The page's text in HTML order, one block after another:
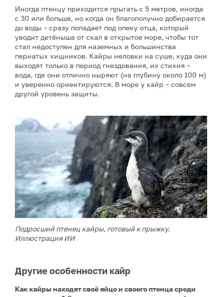
Иногда птенцу приходится прыгать с 5 метров, иногда
с 30 или больше, но когда он благополучно добирается
до воды – сразу попадает под опеку отца, который
уводит детёныша от скал в открытое море, чтобы тот
стал недоступен для наземных и большинства
пернатых хищников. Кайры неловки на суше, куда они
выходят только в период гнездования, их стихия –
вода, где они отлично ныряют (на глубину около 100 м)
и уверенно ориентируются. В море у кайр – совсем
другой уровень защиты.
Подросший птенец кайры, готовый к прыжку.
Иллюстрация ИИ
Другие особенности кайр
Как кайры находят своё яйцо и своего птенца среди